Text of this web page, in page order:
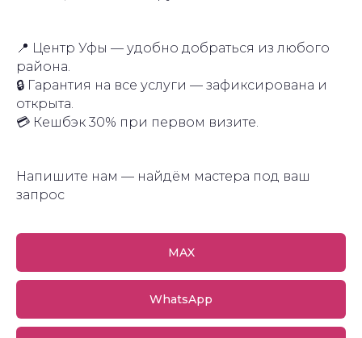
📍 Центр Уфы — удобно добраться из любого
района.
🔒 Гарантия на все услуги — зафиксирована и
открыта.
💳 Кешбэк 30% при первом визите.
Напишите нам — найдём мастера под ваш
запрос
MAX
WhatsApp